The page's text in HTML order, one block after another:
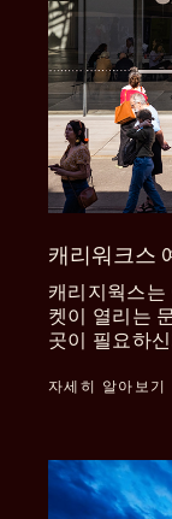
캐리워크스
캐리지웍스
켓이 열리는
곳이 필요하
자세히 알아보기